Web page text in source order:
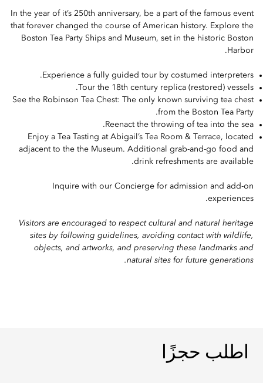
In the year of it’s 250th anniversary, be a part of the famous event
that forever changed the course of American history. Explore the
Boston Tea Party Ships and Museum, set in the historic Boston
Harbor.
Experience a fully guided tour by costumed interpreters.
Tour the 18th century replica (restored) vessels.
See the Robinson Tea Chest: The only known surviving tea chest
from the Boston Tea Party.
Reenact the throwing of tea into the sea.
Enjoy a Tea Tasting at Abigail’s Tea Room & Terrace, located
adjacent to the the Museum. Additional grab-and-go food and
drink refreshments are available.
Inquire with our Concierge for admission and add-on
experiences.
Visitors are encouraged to respect cultural and natural heritage
sites by following guidelines, avoiding contact with wildlife,
objects, and artworks, and preserving these landmarks and
natural sites for future generations.
اطلب حجزًا
اطلب حجزًا